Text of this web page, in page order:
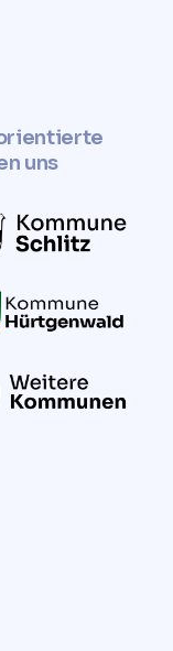
uns